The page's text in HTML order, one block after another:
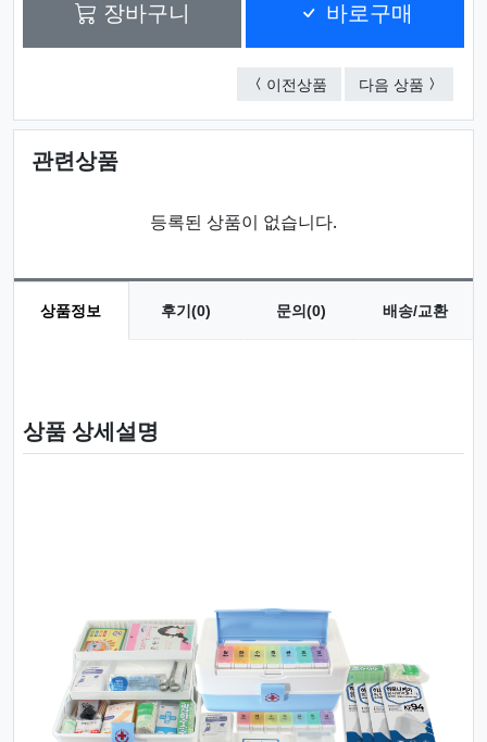
장바구니 바로구매
이전상품 더조은 멀티 구급함 4
다음 상품 더조은
관련상품
등록된 상품이 없습니다.
상품정보 후기(0) 문의(0) 배송/교환
상품 상세설명